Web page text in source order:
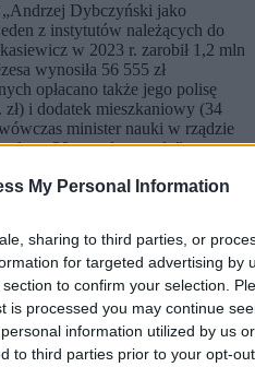
My Personal Information
sharing to third parties, or
for targeted advertising by
to confirm your selection.
is processed you may continue
information utilized by us or
to third parties prior to your opt-
Dybczyński jako
z instytutów należących do
w 2023 r. zarobił 1,2 mln
wynosiła 56 555 zł
opłacano także jego polisę
zł) i dodatek mieszkaniowy (34
minister nauki w rządzie
mu 29 tys. zł nagrody” –
mln zł w roku 2023 do 1,24
funkcjonowanie całego zarządu
jedynie z pensji
nagrody dyrektorom
– jak czytamy w odpowiedzi
składników wynagrodzenia.